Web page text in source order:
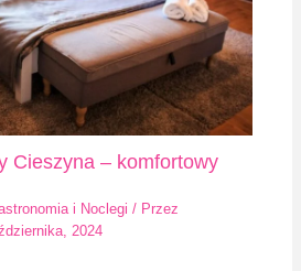
Cieszyna – komfortowy
i Noclegi / Przez
2024